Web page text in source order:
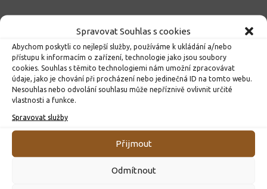
Spravovat Souhlas s cookies
Abychom poskytli co nejlepší služby, používáme k ukládání a/nebo
přístupu k informacím o zařízení, technologie jako jsou soubory
cookies. Souhlas s těmito technologiemi nám umožní zpracovávat
údaje, jako je chování při procházení nebo jedinečná ID na tomto webu.
Nesouhlas nebo odvolání souhlasu může nepříznivě ovlivnit určité
vlastnosti a funkce.
Spravovat služby
Přijmout
Odmítnout
ROZHODNUTÍ O PŘIJETÍ K PŘEDŠKOLNÍMU VZDĚLÁVÁNÍ
PRO ROK 2026